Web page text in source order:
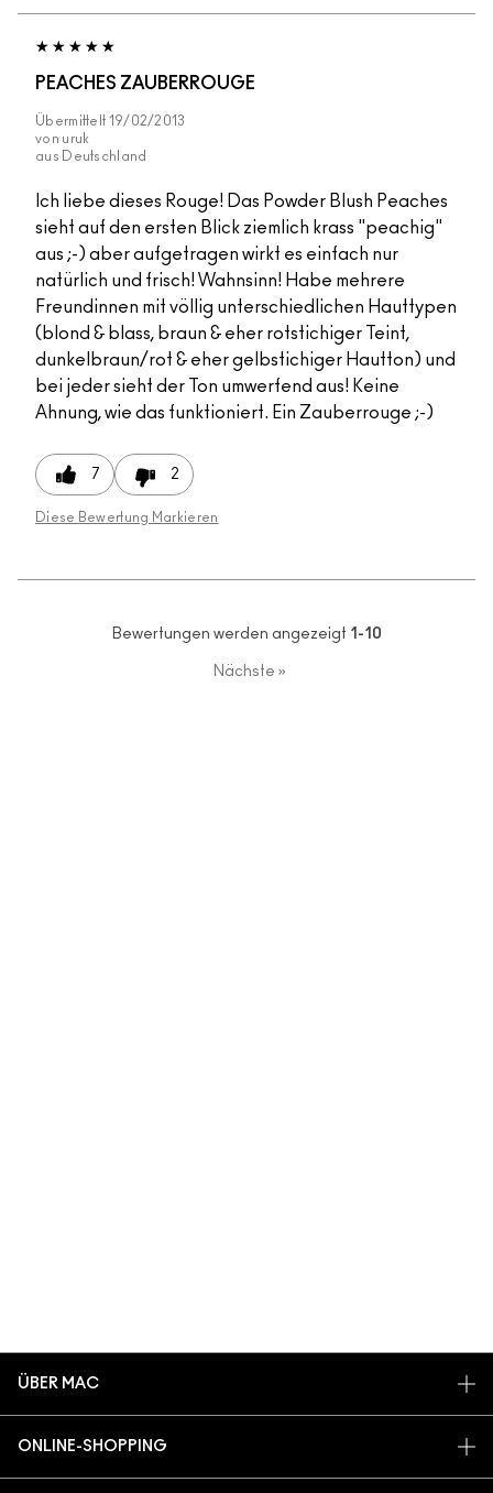
PEACHES ZAUBERROUGE
Übermittelt 19/02/2013
von uruk
aus
Deutschland
Ich liebe dieses Rouge! Das Powder Blush Peaches
sieht auf den ersten Blick ziemlich krass "peachig"
aus ;-) aber aufgetragen wirkt es einfach nur
natürlich und frisch! Wahnsinn! Habe mehrere
Freundinnen mit völlig unterschiedlichen Hauttypen
(blond & blass, braun & eher rotstichiger Teint,
dunkelbraun/rot & eher gelbstichiger Hautton) und
bei jeder sieht der Ton umwerfend aus! Keine
Ahnung, wie das funktioniert. Ein Zauberrouge ;-)
7 2
Diese Bewertung Markieren
Bewertungen werden angezeigt 1-10
Nächste »
ÜBER MAC
ARTISTRY
ONLINE-SHOPPING